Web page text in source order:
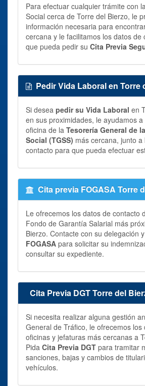
Para efectuar cualquier trámite con
Social cerca de Torre del Bierzo, le
información necesaria para
cercana y le facilitamos los datos de
que pueda pedir su Cita Previa
Pedir Vida Laboral en Torre
Si desea pedir su Vida Laboral en
en sus proximidades, le ayudamos
oficina de la Tesorería General de
Social (TGSS) más cercana, junto
contacto para que pueda efectuar
Cita previa FOGASA Torre
Le ofrecemos los datos de contacto
Fondo de Garantía Salarial más
Bierzo. Contacte con su delegación
FOGASA para solicitar su
consultar su expediente.
Cita Previa DGT Torre del
Si necesita realizar alguna gestión
General de Tráfico, le ofrecemos los
oficinas y jefaturas más cercanas a
Pida Cita Previa DGT para tramitar
sanciones, bajas y cambios de
vehículos.